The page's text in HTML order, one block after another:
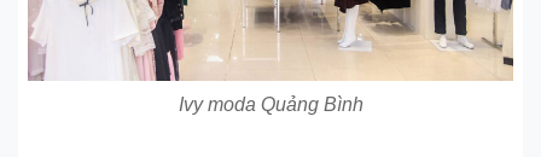
Ivy moda Quảng Bình